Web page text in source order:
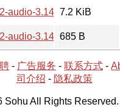
audio-3.14.3-1.tar.xz
7.2 KiB
audio-3.14.3-1.hint
685 B
- 广告服务 - 联系方式 -
司介绍 - 隐私政策
All Rights Reserved.